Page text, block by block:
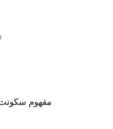
مفهوم سکونت